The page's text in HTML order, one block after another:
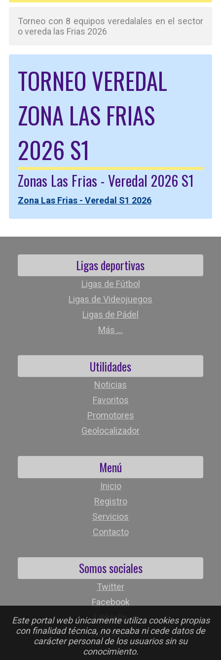
Este portal web únicamente utiliza cookies propias
con finalidad técnica, no recaba ni cede datos de
carácter personal de los usuarios sin su
conocimiento.
Torneo con 8 equipos veredalales en el sector
o vereda las Frias 2026
TORNEO VEREDAL
ZONA LAS FRIAS
2026 S1
Zonas Las Frias - Veredal 2026 S1
Zona Las Frias - Veredal S1 2026
Ligas deportivas
Ligas de Fútbol
Ligas de Videojuegos
Ligas de Pádel
Más ...
Utilidades
Noticias
Favoritos
Promotores
Geolocalizador
Menú
Inicio
Registro
Servicios
Contacto
Somos sociales
Twitter
Facebook
LinkedIn
Instagram